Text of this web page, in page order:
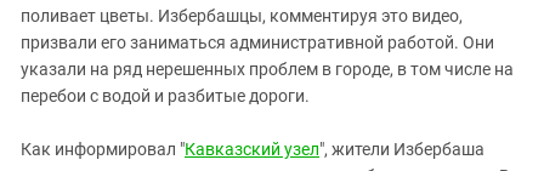
СКФО
Чечня
поливает цветы. Избербашцы, комментируя это видео,
призвали его заниматься административной работой. Они
указали на ряд нерешенных проблем в городе, в том числе на
перебои с водой и разбитые дороги.
Как информировал "Кавказский узел", жители Избербаша